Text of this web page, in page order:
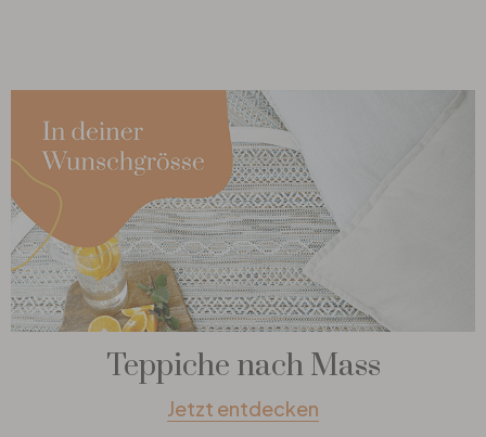
Teppiche nach Mass
Jetzt entdecken